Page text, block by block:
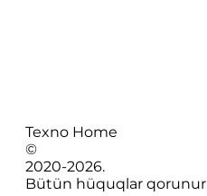
Texno Home
©
2020-2026.
Bütün hüquqlar qorunur